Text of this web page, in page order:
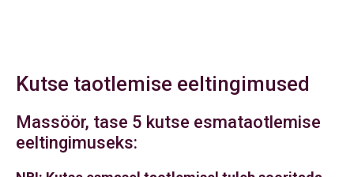
Kutse taotlemise eeltingimused
Massöör, tase 5 kutse esmataotlemise
eeltingimuseks: